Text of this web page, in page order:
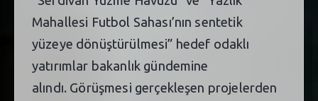
Mahallesi Futbol Sahası’nın sentetik
yüzeye dönüştürülmesi” hedef odaklı
yatırımlar bakanlık gündemine
alındı. Görüşmesi gerçekleşen projelerden